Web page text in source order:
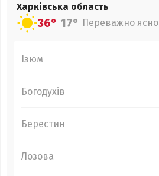
Харківська область
36° 17° Переважно ясно
Ізюм
Богодухів
Берестин
Лозова